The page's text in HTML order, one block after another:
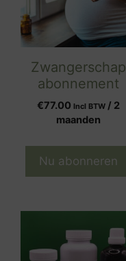
Zwangerschap
abonnement
€77.00 Incl BTW / 2
maanden
Nu abonneren